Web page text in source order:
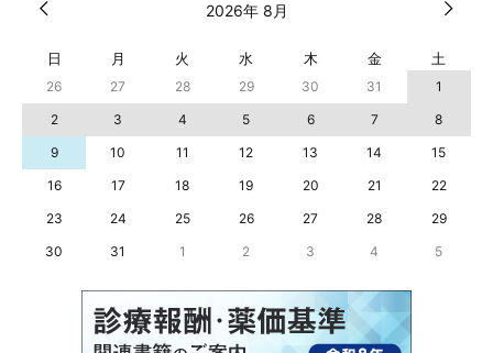
2026年 8月
日 月 火 水 木 金 土
26 27 28 29 30 31
1
2
3 4 5 6 7
8
9
10 11 12 13 14
15
16
17 18 19 20 21
22
23
24 25 26 27 28
29
30
31 1 2 3 4 5